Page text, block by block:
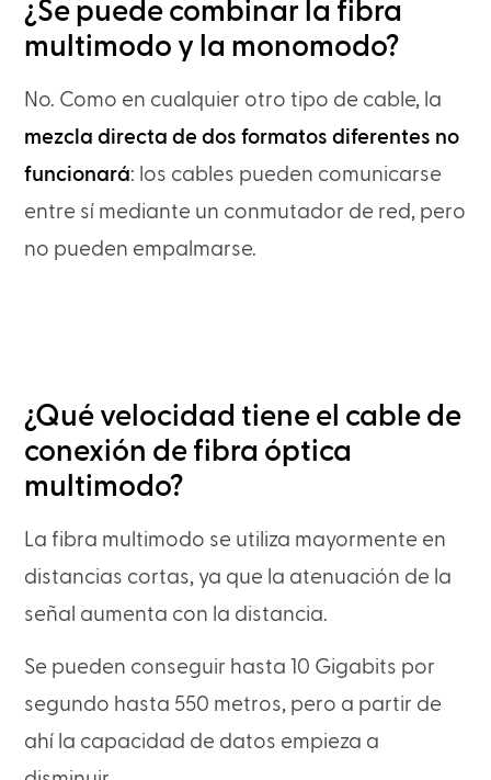
¿Se puede combinar la fibra
multimodo y la monomodo?
No. Como en cualquier otro tipo de cable, la
mezcla directa de dos formatos diferentes no
funcionará: los cables pueden comunicarse
entre sí mediante un conmutador de red, pero
no pueden empalmarse.
¿Qué velocidad tiene el cable de
conexión de fibra óptica
multimodo?
La fibra multimodo se utiliza mayormente en
distancias cortas, ya que la atenuación de la
señal aumenta con la distancia.
Se pueden conseguir hasta 10 Gigabits por
segundo hasta 550 metros, pero a partir de
ahí la capacidad de datos empieza a